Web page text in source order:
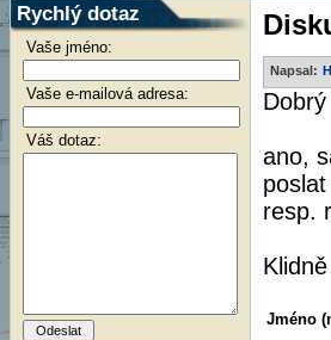
Rychlý dotaz
Vaše jméno:
Vaše e-mailová adresa:
Váš dotaz:
Napsal:
ano,
resp.
Jméno